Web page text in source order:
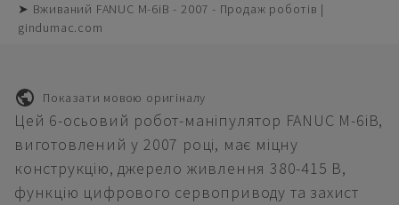
➤ Вживаний FANUC M-6iB - 2007 - Продаж роботів |
gindumac.com
Показати мовою оригіналу
Цей 6-осьовий робот-маніпулятор FANUC M-6iB,
виготовлений у 2007 році, має міцну
конструкцію, джерело живлення 380-415 В,
функцію цифрового сервоприводу та захист